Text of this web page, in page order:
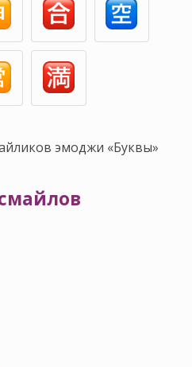
эмоджи «Буквы»